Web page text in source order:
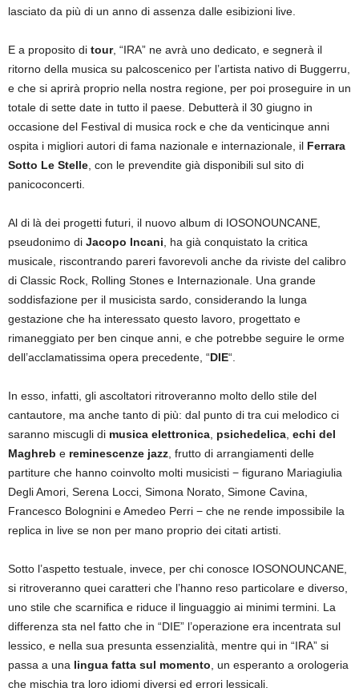
lasciato da più di un anno di assenza dalle esibizioni live.
E a proposito di tour, “IRA” ne avrà uno dedicato, e segnerà il
ritorno della musica su palcoscenico per l’artista nativo di Buggerru,
e che si aprirà proprio nella nostra regione, per poi proseguire in un
totale di sette date in tutto il paese. Debutterà il 30 giugno in
occasione del Festival di musica rock e che da venticinque anni
ospita i migliori autori di fama nazionale e internazionale, il Ferrara
Sotto Le Stelle, con le prevendite già disponibili sul sito di
panicoconcerti.
Al di là dei progetti futuri, il nuovo album di IOSONOUNCANE,
pseudonimo di Jacopo Incani, ha già conquistato la critica
musicale, riscontrando pareri favorevoli anche da riviste del calibro
di Classic Rock, Rolling Stones e Internazionale. Una grande
soddisfazione per il musicista sardo, considerando la lunga
gestazione che ha interessato questo lavoro, progettato e
rimaneggiato per ben cinque anni, e che potrebbe seguire le orme
dell’acclamatissima opera precedente, “DIE“.
In esso, infatti, gli ascoltatori ritroveranno molto dello stile del
cantautore, ma anche tanto di più: dal punto di tra cui melodico ci
saranno miscugli di musica elettronica, psichedelica, echi del
Maghreb e reminescenze jazz, frutto di arrangiamenti delle
partiture che hanno coinvolto molti musicisti − figurano Mariagiulia
Degli Amori, Serena Locci, Simona Norato, Simone Cavina,
Francesco Bolognini e Amedeo Perri − che ne rende impossibile la
replica in live se non per mano proprio dei citati artisti.
Sotto l’aspetto testuale, invece, per chi conosce IOSONOUNCANE,
si ritroveranno quei caratteri che l’hanno reso particolare e diverso,
uno stile che scarnifica e riduce il linguaggio ai minimi termini. La
differenza sta nel fatto che in “DIE” l’operazione era incentrata sul
lessico, e nella sua presunta essenzialità, mentre qui in “IRA” si
passa a una lingua fatta sul momento, un esperanto a orologeria
che mischia tra loro idiomi diversi ed errori lessicali.